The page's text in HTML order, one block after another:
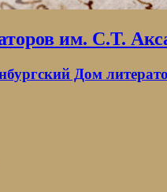
им. С.Т.
Дом